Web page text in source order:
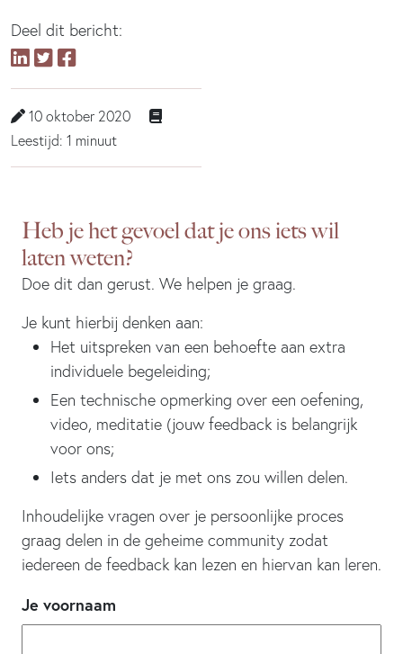
Deel dit bericht:
10 oktober 2020
Leestijd: 1 minuut
Heb je het gevoel dat je ons iets wil
laten weten?
Doe dit dan gerust. We helpen je graag.
Je kunt hierbij denken aan:
Het uitspreken van een behoefte aan extra
individuele begeleiding;
Een technische opmerking over een oefening,
video, meditatie (jouw feedback is belangrijk
voor ons;
Iets anders dat je met ons zou willen delen.
Inhoudelijke vragen over je persoonlijke proces
graag delen in de geheime community zodat
iedereen de feedback kan lezen en hiervan kan leren.
Je voornaam